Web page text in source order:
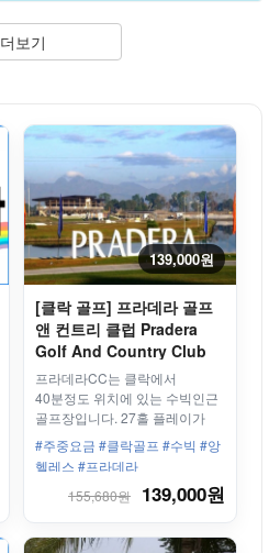
더보기
139,000원
[클락 골프] 프라데라 골프
앤 컨트리 클럽 Pradera
Golf And Country Club
왕복차량 + 그린피 바우처
18홀 - 평일/주중
프라데라CC는 클락에서
40분정도 위치에 있는 수빅인근
골프장입니다. 27홀 플레이가
가능한 골프장입니다
#주중요금 #클락골프 #수빅 #앙
헬레스 #프라데라
155,680원
139,000원